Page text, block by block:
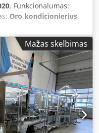
, Funkcionalumas:
Oro kondicionierius,
600 kg, įėjimo srovė:
, papildomos įrangos
, Siūlome naują
skirtą pakuoti į
modelis CB-450,
% PILNAI
NEMATOMAS
GAMINTOJAS,
PRODUKCIJOS LINIJĄ,
Pakavimo mašinos
Mažas skelbimas